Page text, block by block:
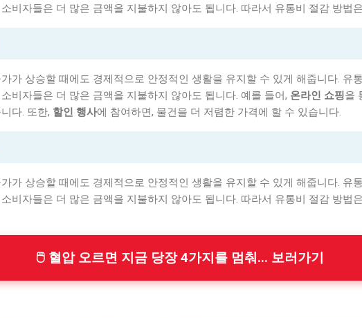
비자들은 더 많은 금액을 지불하지 않아도 됩니다. 따라서 유통비 절감 방법
가 상승할 때에도 경제적으로 안정적인 생활을 유지할 수 있게 해줍니다. 유
비자들은 더 많은 금액을 지불하지 않아도 됩니다. 예를 들어, 온라인 쇼핑을
다. 또한, 할인 행사에 참여하면, 물건을 더 저렴한 가격에 할 수 있습니다.
가 상승할 때에도 경제적으로 안정적인 생활을 유지할 수 있게 해줍니다. 유
비자들은 더 많은 금액을 지불하지 않아도 됩니다. 따라서 유통비 절감 방법
🖱 혈압 오르면 지금 당장 4가지를 멈춰... 보러가기